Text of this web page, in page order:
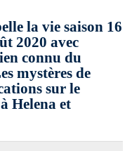
la vie saison 16
2020 avec
connu du
mystères de
sur le
Helena et